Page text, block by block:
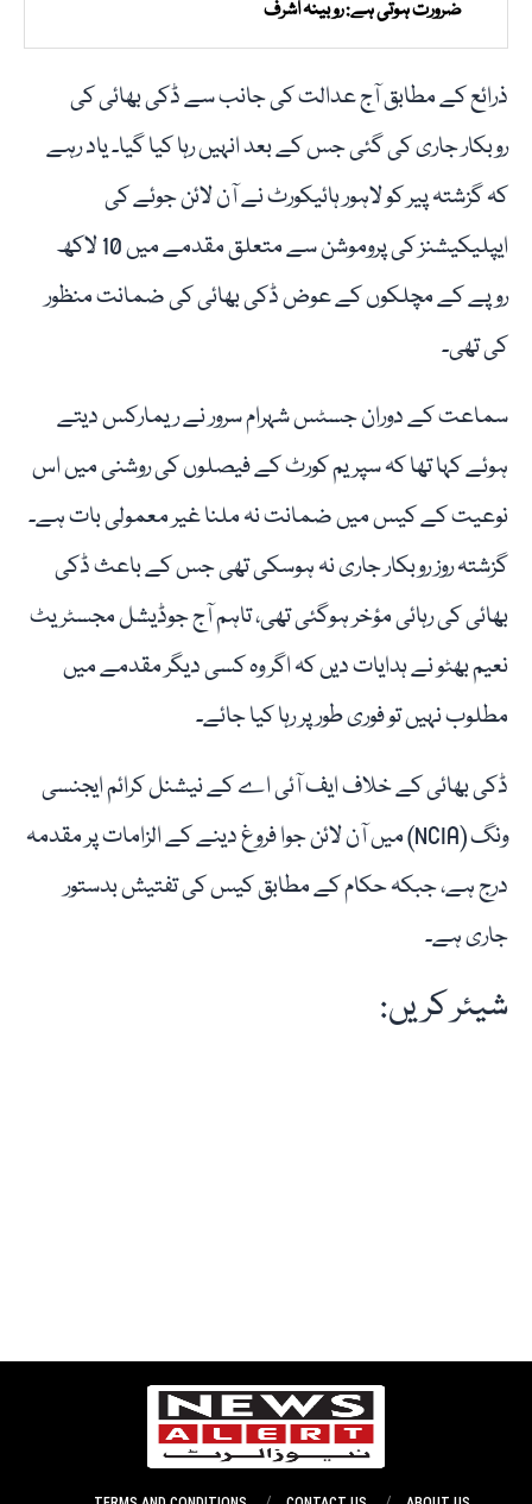
ضرورت ہوتی ہے: روبینہ اشرف
ذرائع کے مطابق آج عدالت کی جانب سے ڈکی بھائی کی
روبکار جاری کی گئی جس کے بعد انہیں رہا کیا گیا۔ یاد رہے
کہ گزشتہ پیر کو لاہور ہائیکورٹ نے آن لائن جوئے کی
ایپلیکیشنز کی پروموشن سے متعلق مقدمے میں 10 لاکھ
روپے کے مچلکوں کے عوض ڈکی بھائی کی ضمانت منظور
کی تھی۔
سماعت کے دوران جسٹس شہرام سرور نے ریمارکس دیتے
ہوئے کہا تھا کہ سپریم کورٹ کے فیصلوں کی روشنی میں اس
نوعیت کے کیس میں ضمانت نہ ملنا غیر معمولی بات ہے۔
گزشتہ روز روبکار جاری نہ ہوسکی تھی جس کے باعث ڈکی
بھائی کی رہائی مؤخر ہوگئی تھی، تاہم آج جوڈیشل مجسٹریٹ
نعیم بھٹو نے ہدایات دیں کہ اگر وہ کسی دیگر مقدمے میں
مطلوب نہیں تو فوری طور پر رہا کیا جائے۔
ڈکی بھائی کے خلاف ایف آئی اے کے نیشنل کرائم ایجنسی
ونگ (NCIA) میں آن لائن جوا فروغ دینے کے الزامات پر مقدمہ
درج ہے، جبکہ حکام کے مطابق کیس کی تفتیش بدستور
جاری ہے۔
شیئر کریں: